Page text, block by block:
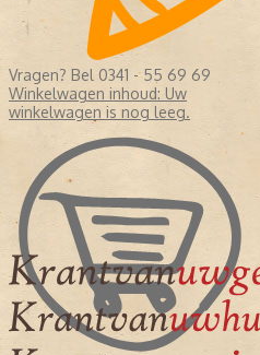
Vragen? Bel 0341 - 55 69 69
Winkelwagen inhoud: Uw
winkelwagen is nog leeg.